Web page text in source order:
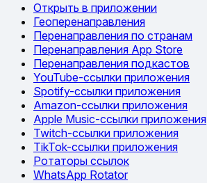
Открыть в приложении
Геоперенаправления
Перенаправления по странам
Перенаправления App Store
Перенаправления подкастов
YouTube-ссылки приложения
Spotify-ссылки приложения
Amazon-ссылки приложения
Apple Music-ссылки приложения
Twitch-ссылки приложения
TikTok-ссылки приложения
Ротаторы ссылок
WhatsApp Rotator